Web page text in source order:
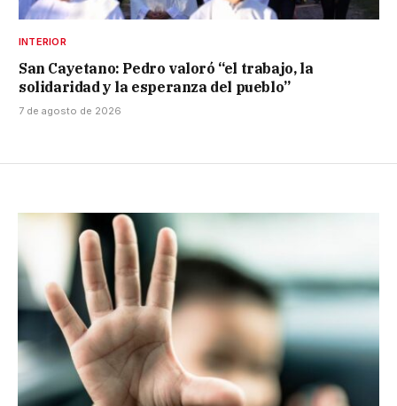
INTERIOR
San Cayetano: Pedro valoró “el trabajo, la
solidaridad y la esperanza del pueblo”
7 de agosto de 2026